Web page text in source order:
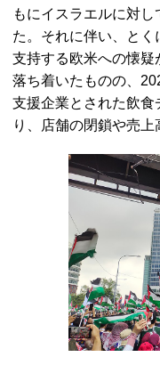
もにイスラエルに対
た。それに伴い、と
支持する欧米への懐
落ち着いたものの、
支援企業とされた飲
り、店舗の閉鎖や売上